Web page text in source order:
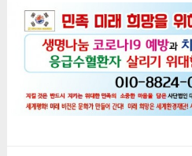
퇴출이 되어야 합니다."(9). 앞으
수의 글에 강력한 비판과 반대하
단체들도 대 응징으로 더욱더 강
지킬 것은 반드시 지키는 위대한
단법인 대한민국 독도사랑 세계
화올림픽재단,한민족✡<민족 미
다!>✡ ✡<민족 미래 희망을 위해 당
서 위대한 봉사(헌혈)를 추진을 하
참을 해주시어 <누군가의 가족>이
져 가는 소중한 생명을 살려 주시
아 가서는 위대한 민족운동에도
✡<헌혈 동참자님께 아주 특별한
형상하여 유일하게 특허 받은
과 66여만원 상당의 독도(정상특